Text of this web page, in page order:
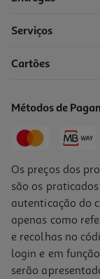
Serviços
Cartões
Métodos de
Os preços dos
são os
autenticação do
apenas como
e recolhas no
login e em
serão